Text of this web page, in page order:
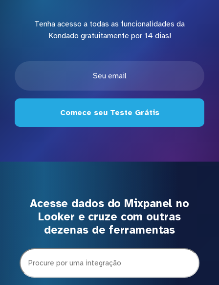
Tenha acesso a todas as funcionalidades da
Kondado gratuitamente por 14 dias!
Comece seu Teste Grátis
Acesse dados do Mixpanel no
Looker e cruze com outras
dezenas de ferramentas